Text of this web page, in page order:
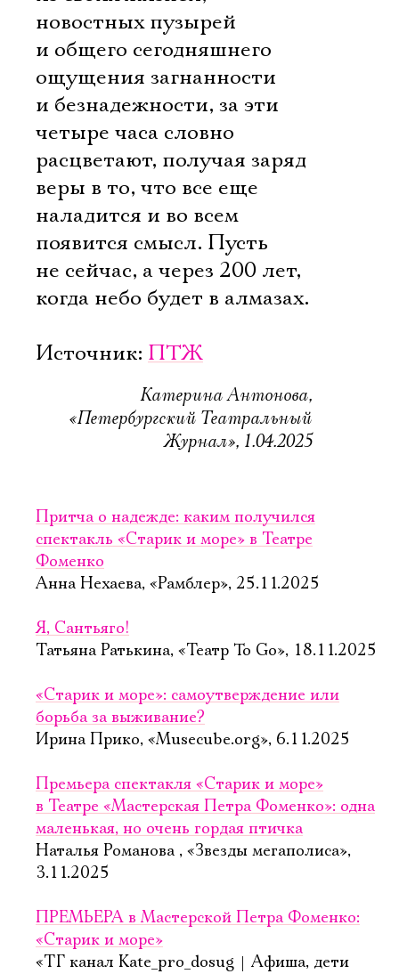
новостных пузырей
и общего сегодняшнего
ощущения загнанности
и безнадежности, за эти
четыре часа словно
расцветают, получая заряд
веры в то, что все еще
наладится и во всем
появится смысл. Пусть
не сейчас, а через 200 лет,
когда небо будет в алмазах.
Источник: ПТЖ
Катерина Антонова,
«Петербургский Театральный
Журнал», 1.04.2025
Притча о надежде: каким получился
спектакль «Старик и море» в Театре
Фоменко
Анна Нехаева, «Рамблер», 25.11.2025
Я, Сантьяго!
Татьяна Ратькина, «Театр To Go», 18.11.2025
«Старик и море»: самоутверждение или
борьба за выживание?
Ирина Прико, «Musecube.org», 6.11.2025
Премьера спектакля «Старик и море»
в Театре «Мастерская Петра Фоменко»: одна
маленькая, но очень гордая птичка
Наталья Романова , «Звезды мегаполиса»,
3.11.2025
ПРЕМЬЕРА в Мастерской Петра Фоменко:
«Старик и море»
«ТГ канал Kate_pro_dosug | Афиша, дети